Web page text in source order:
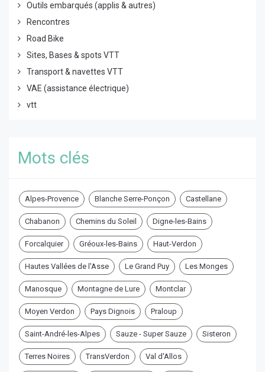
Outils embarqués (applis & autres)
Rencontres
Road Bike
Sites, Bases & spots VTT
Transport & navettes VTT
VAE (assistance électrique)
vtt
Mots clés
Alpes-Provence Blanche Serre-Ponçon Castellane
Chabanon Chemins du Soleil Digne-les-Bains
Forcalquier Gréoux-les-Bains Haut-Verdon
Hautes Vallées de l'Asse Le Grand Puy Les Monges
Manosque Montagne de Lure Montclar
Moyen Verdon Pays Dignois Praloup
Saint-André-les-Alpes Sauze - Super Sauze Sisteron
Terres Noires TransVerdon Val d'Allos